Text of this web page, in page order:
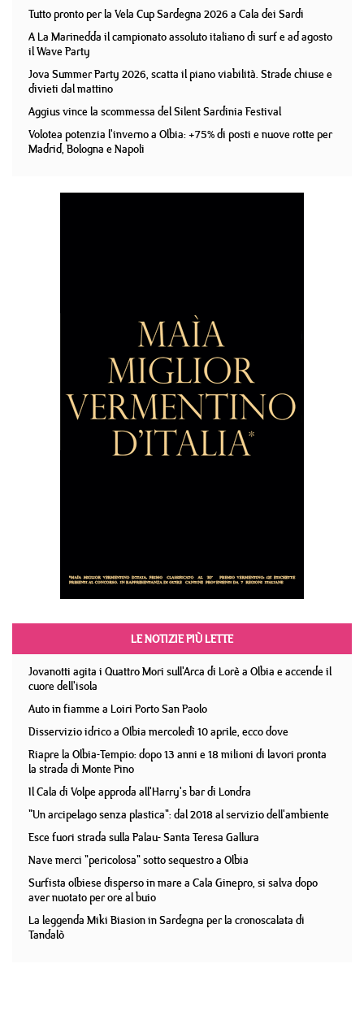
Tutto pronto per la Vela Cup Sardegna 2026 a Cala dei Sardi
A La Marinedda il campionato assoluto italiano di surf e ad agosto
il Wave Party
Jova Summer Party 2026, scatta il piano viabilità. Strade chiuse e
divieti dal mattino
Aggius vince la scommessa del Silent Sardinia Festival
Volotea potenzia l'inverno a Olbia: +75% di posti e nuove rotte per
Madrid, Bologna e Napoli
LE NOTIZIE PIÙ LETTE
Jovanotti agita i Quattro Mori sull'Arca di Lorè a Olbia e accende il
cuore dell'isola
Auto in fiamme a Loiri Porto San Paolo
Disservizio idrico a Olbia mercoledì 10 aprile, ecco dove
Riapre la Olbia-Tempio: dopo 13 anni e 18 milioni di lavori pronta
la strada di Monte Pino
Il Cala di Volpe approda all'Harry's bar di Londra
"Un arcipelago senza plastica": dal 2018 al servizio dell'ambiente
Esce fuori strada sulla Palau- Santa Teresa Gallura
Nave merci "pericolosa" sotto sequestro a Olbia
Surfista olbiese disperso in mare a Cala Ginepro, si salva dopo
aver nuotato per ore al buio
La leggenda Miki Biasion in Sardegna per la cronoscalata di
Tandalò